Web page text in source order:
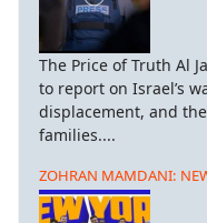
The Price of Truth Al
to report on Israel’s
displacement, and
families....
ZOHRAN MAMDANI: